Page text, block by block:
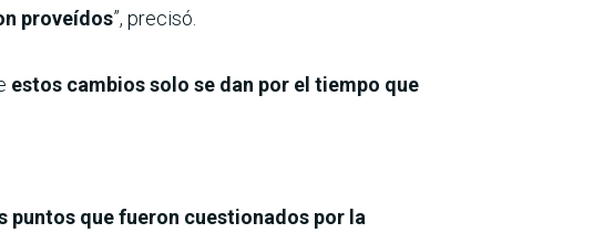
proveídos”, precisó.
estos cambios solo se dan por el tiempo que
puntos que fueron cuestionados por la